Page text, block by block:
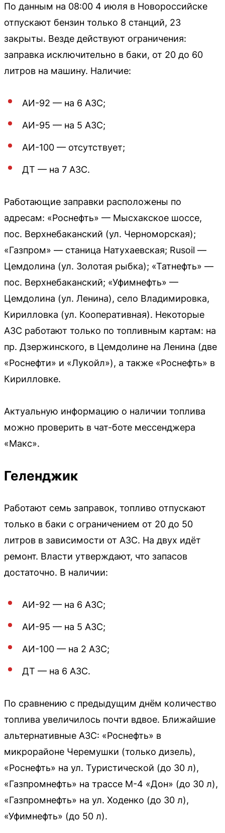
По данным на 08:00 4 июля в Новороссийске
отпускают бензин только 8 станций, 23
закрыты. Везде действуют ограничения:
заправка исключительно в баки, от 20 до 60
литров на машину. Наличие:
АИ-92 — на 6 АЗС;
АИ-95 — на 5 АЗС;
АИ-100 — отсутствует;
ДТ — на 7 АЗС.
Работающие заправки расположены по
адресам: «Роснефть» — Мысхакское шоссе,
пос. Верхнебаканский (ул. Черноморская);
«Газпром» — станица Натухаевская; Rusoil —
Цемдолина (ул. Золотая рыбка); «Татнефть» —
пос. Верхнебаканский; «Уфимнефть» —
Цемдолина (ул. Ленина), село Владимировка,
Кирилловка (ул. Кооперативная). Некоторые
АЗС работают только по топливным картам: на
пр. Дзержинского, в Цемдолине на Ленина (две
«Роснефти» и «Лукойл»), а также «Роснефть» в
Кирилловке.
Актуальную информацию о наличии топлива
можно проверить в чат-боте мессенджера
«Макс».
Геленджик
Работают семь заправок, топливо отпускают
только в баки с ограничением от 20 до 50
литров в зависимости от АЗС. На двух идёт
ремонт. Власти утверждают, что запасов
достаточно. В наличии:
АИ-92 — на 6 АЗС;
АИ-95 — на 5 АЗС;
АИ-100 — на 2 АЗС;
ДТ — на 6 АЗС.
По сравнению с предыдущим днём количество
топлива увеличилось почти вдвое. Ближайшие
альтернативные АЗС: «Роснефть» в
микрорайоне Черемушки (только дизель),
«Роснефть» на ул. Туристической (до 30 л),
«Газпромнефть» на трассе М-4 «Дон» (до 30 л),
«Газпромнефть» на ул. Ходенко (до 30 л),
«Уфимнефть» (до 50 л).